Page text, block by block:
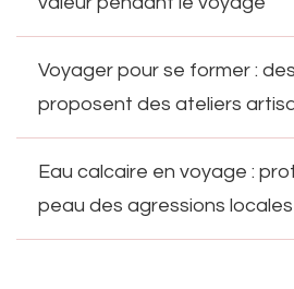
Voyager pour se former :
proposent des ateliers
Eau calcaire en voyage :
peau des agressions locales